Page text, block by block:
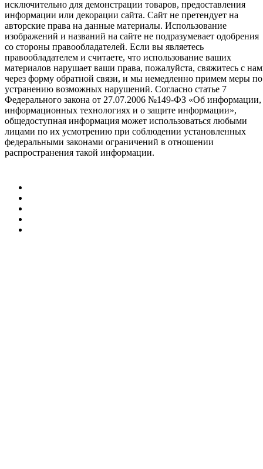
исключительно для демонстрации товаров, предоставления
информации или декорации сайта. Сайт не претендует на
авторские права на данные материалы. Использование
изображений и названий на сайте не подразумевает одобрения
со стороны правообладателей. Если вы являетесь
правообладателем и считаете, что использование ваших
материалов нарушает ваши права, пожалуйста, свяжитесь с
через форму обратной связи, и мы немедленно примем меры по
устранению возможных нарушений. Согласно статье 7
Федерального закона от 27.07.2006 №149-ФЗ «Об информации,
информационных технологиях и о защите информации»,
общедоступная информация может использоваться любыми
лицами по их усмотрению при соблюдении установленных
федеральными законами ограничений в отношении
распространения такой информации.